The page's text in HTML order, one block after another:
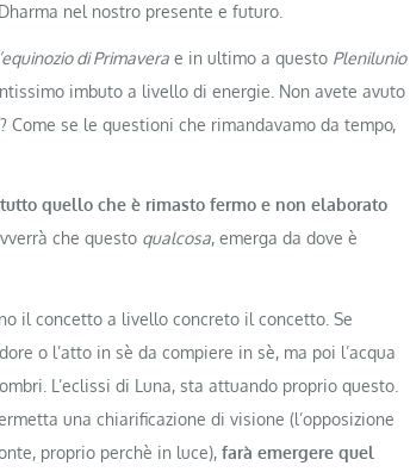
nel nostro presente e futuro.
di Primavera e in ultimo a questo Plenilunio
imbuto a livello di energie. Non avete avuto
se le questioni che rimandavamo da tempo,
quello che è rimasto fermo e non elaborato
che questo qualcosa, emerga da dove è
il concetto a livello concreto il concetto. Se
o l’atto in sè da compiere in sè, ma poi l’acqua
L’eclissi di Luna, sta attuando proprio questo.
una chiarificazione di visione (l’opposizione
proprio perchè in luce), farà emergere quel